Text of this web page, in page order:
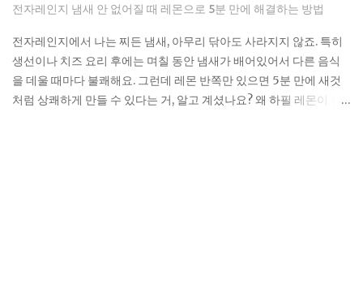
per single item of charging property, meaning the charger
and its installation counted together as one figure.
Bidirectional (two-way) chargers qualify as well. These can
send stored power back to the grid or your ...
전자레인지 냄새 안 없어질 때 레몬으로 5분 만에 해결하는 방법
전자레인지에서 나는 찌든 냄새, 아무리 닦아도 사라지지 않죠. 특히
생선이나 치즈 요리 후에는 며칠 동안 냄새가 배어있어서 다른 음식
을 데울 때마다 불쾌해요. 그런데 레몬 반쪽만 있으면 5분 만에 새것
처럼 상쾌하게 만들 수 있다는 거, 알고 계셨나요? 왜 하필 레몬이 전